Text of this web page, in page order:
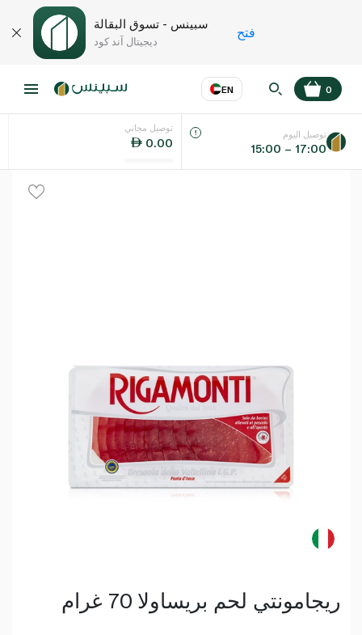
سبينس - تسوق البقالة
ديجيتال آند كود
فتح
EN
اللغة عر
0
توصيل مجاني
0.00
توصيل اليوم
15:00 – 17:00
ريجامونتي لحم بريساولا 70 غرام